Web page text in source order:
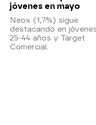
jóvenes en mayo
Neox (1,7%) sigue
destacando en
25-44 años y Target
Comercial.